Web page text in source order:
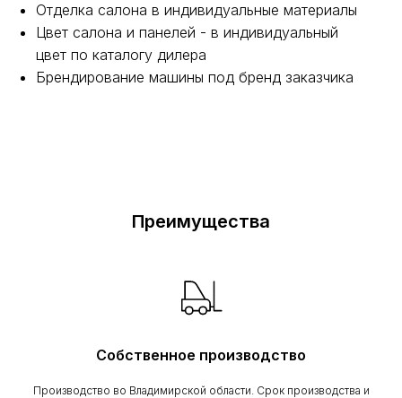
Отделка салона в индивидуальные материалы
Цвет салона и панелей - в индивидуальный
цвет по каталогу дилера
Брендирование машины под бренд заказчика
Преимущества
Собственное производство
Производство во Владимирской области. Срок производства и